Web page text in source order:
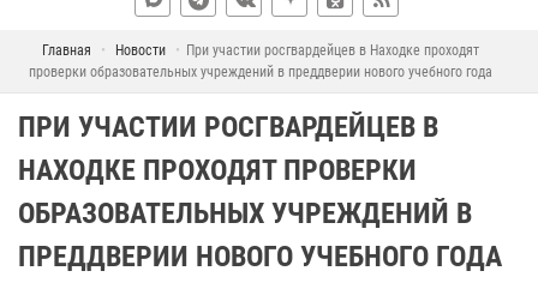
Главная Новости
При участии росгвардейцев в Находке проходят
проверки образовательных учреждений в преддверии нового учебного года
ПРИ УЧАСТИИ РОСГВАРДЕЙЦЕВ В
НАХОДКЕ ПРОХОДЯТ ПРОВЕРКИ
ОБРАЗОВАТЕЛЬНЫХ УЧРЕЖДЕНИЙ В
ПРЕДДВЕРИИ НОВОГО УЧЕБНОГО ГОДА